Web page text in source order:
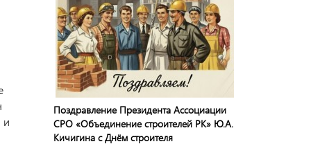
и
Поздравление Президента Ассоциации
СРО «Объединение строителей РК» Ю.А.
Кичигина с Днём строителя